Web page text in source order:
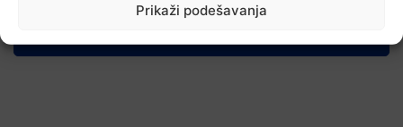
Prikaži podešavanja
TV RASPORED